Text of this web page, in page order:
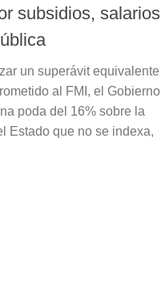
subsidios, salarios
un superávit equivalente
al FMI, el Gobierno
poda del 16% sobre la
Estado que no se indexa,